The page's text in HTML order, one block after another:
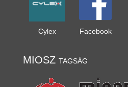
Cylex Facebook
MIOSZ tagság